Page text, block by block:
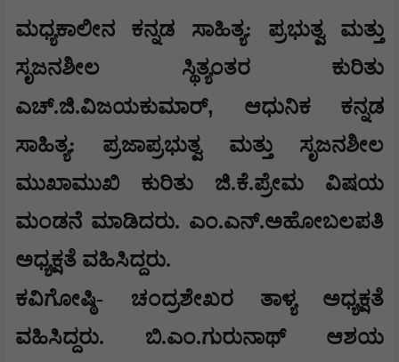
ಮಧ್ಯಕಾಲೀನ ಕನ್ನಡ ಸಾಹಿತ್ಯ: ಪ್ರಭುತ್ವ ಮತ್ತು
ಸೃಜನಶೀಲ ಸ್ಥಿತ್ಯಂತರ ಕುರಿತು
ಎಚ್.ಜಿ.ವಿಜಯಕುಮಾರ್, ಆಧುನಿಕ ಕನ್ನಡ
ಸಾಹಿತ್ಯ: ಪ್ರಜಾಪ್ರಭುತ್ವ ಮತ್ತು ಸೃಜನಶೀಲ
ಮುಖಾಮುಖಿ ಕುರಿತು ಜಿ.ಕೆ.ಪ್ರೇಮ ವಿಷಯ
ಮಂಡನೆ ಮಾಡಿದರು. ಎಂ.ಎನ್.ಅಹೋಬಲಪತಿ
ಅಧ್ಯಕ್ಷತೆ ವಹಿಸಿದ್ದರು.
ಕವಿಗೋಷ್ಠಿ-
ಚಂದ್ರಶೇಖರ ತಾಳ್ಯ ಅಧ್ಯಕ್ಷತೆ
ವಹಿಸಿದ್ದರು. ಬಿ.ಎಂ.ಗುರುನಾಥ್ ಆಶಯ